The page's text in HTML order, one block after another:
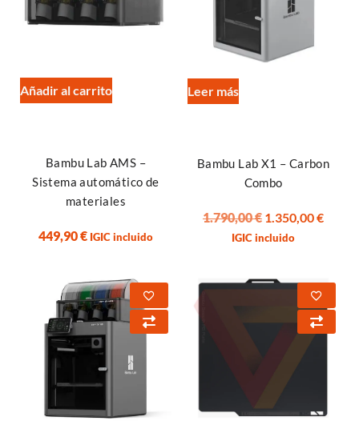
Añadir al carrito
Bambu Lab AMS –
Sistema automático de
materiales
449,90€ IGIC incluido
Leer más
Bambu Lab X1 – Carbon
Combo
1.790,00€ 1.350,00€
IGIC incluido